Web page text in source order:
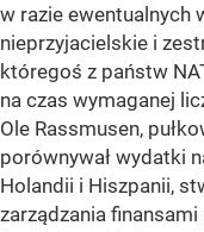
w razie ewentualnych
nieprzyjacielskie i
któregoś z państw
na czas wymaganej
Ole Rassmusen,
porównywał wydatki
Holandii i Hiszpanii,
zarządzania